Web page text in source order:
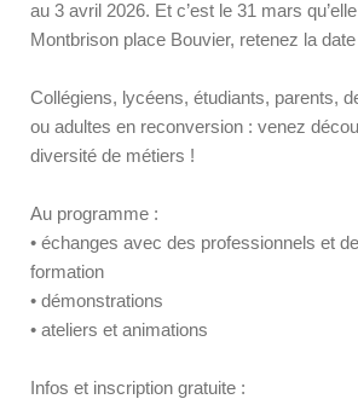
au 3 avril 2026. Et c’est le 31 mars
Montbrison place Bouvier, retenez la date
Collégiens, lycéens, étudiants, parents,
ou adultes en reconversion : venez
diversité de métiers !
Au programme :
• échanges avec des professionnels et
formation
• démonstrations
• ateliers et animations
Infos et inscription gratuite :